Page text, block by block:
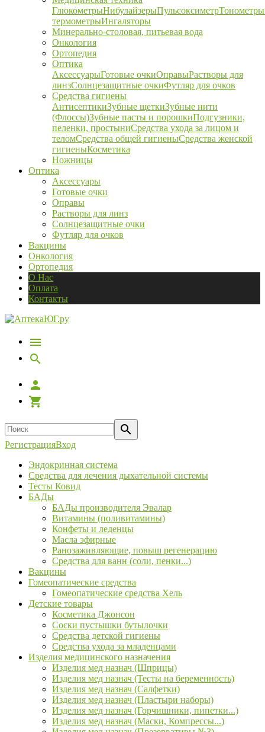
ГлюкометрыНибулайзерыПульсоксиметрТонометры
термометрыИнгаляторы
Минерально-столовая, питьевая вода
Онкология
Ортопедия
Оптика
АксессуарыГотовые очкиОправыРастворы для
линзСолнцезащитные очкиФутляр для очков
Средства гигиены
АнтисептикиЗубные щеткиЗубные нити
(Флоссы)Зубные пасты и порошкиПодгузники,
пеленки, простыниСредства ухода за лицом и
теломСредства общей гигиеныСредства женской
гигиеныКосметика
Ножницы
Оптика
Аксессуары
Готовые очки
Оправы
Растворы для линз
Солнцезащитные очки
Футляр для очков
Вакцины
Онкология
Ортопедия
О Нас
Оплата
Контакты
РегистрацияВход
Эндокринная система
Средства для лечения дыхательной системы
Тесты Ковид
БАДы
БАДы производителя Эвалар
Витамины (поливитамины)
Конфеты и леденцы
Масла эфирные
Ранозаживляющие, повыш регенерацию
Средства для ванн (соли, пенки...)
Вакцины
Гомеопатические средства
Гомеопатические средства Хель
Детские товары
Косметика Джонсон
Соски пустышки бутылочки
Средства детской гигиены
Средства ухода за младенцами
Изделия медицинского назначения
Изделия мед назнач (Шприцы)
Изделия мед назнач (Тесты на беременность)
Изделия мед назнач (Салфетки)
Изделия мед назнач (Пластыри наборы)
Изделия мед назнач (Горчишники, пипетки...)
Изделия мед назнач (Маски, Компрессы...)